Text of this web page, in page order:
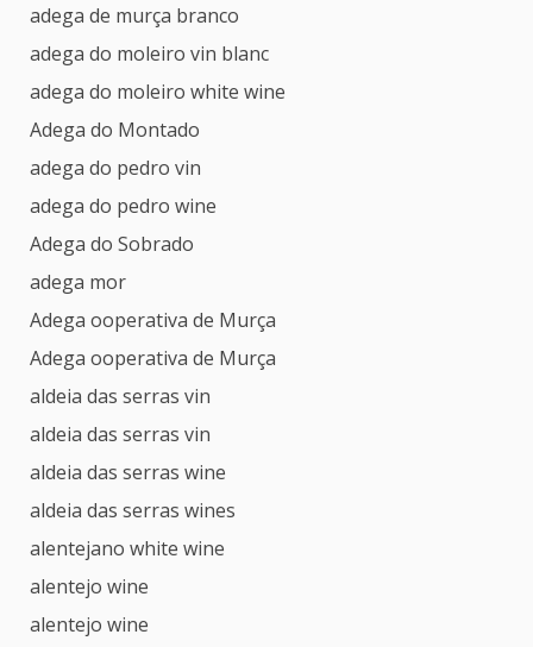
adega de murça branco
adega do moleiro vin blanc
adega do moleiro white wine
Adega do Montado
adega do pedro vin
adega do pedro wine
Adega do Sobrado
adega mor
Adega ooperativa de Murça
Adega ooperativa de Murça
aldeia das serras vin
aldeia das serras vin
aldeia das serras wine
aldeia das serras wines
alentejano white wine
alentejo wine
alentejo wine